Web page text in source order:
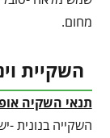
מחום.
השקיית
תנאי השקיה
השקייה בנונית -